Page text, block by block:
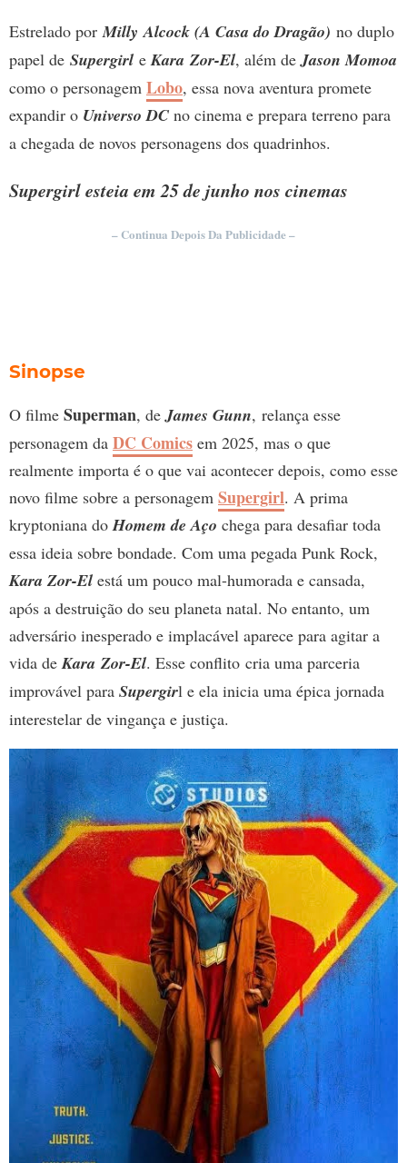
Estrelado porMilly Alcock (A Casa do Dragão) no duplo
papel de Supergirl eKara Zor-El, além deJason Momoa
como o personagem Lobo, essa nova aventura promete
expandir o Universo DC no cinema e prepara terreno para
a chegada de novos personagens dos quadrinhos.
Supergirl esteia em 25 de junho nos cinemas
– Continua Depois Da Publicidade –
Sinopse
O filme Superman, deJames Gunn, relança esse
personagem da DC Comics em 2025, mas o que
realmente importa é o que vai acontecer depois, como esse
novo filme sobre a personagem Supergirl. A prima
kryptoniana doHomem de Aço chega para desafiar toda
essa ideia sobre bondade. Com uma pegada Punk Rock,
Kara Zor-El está um pouco mal-humorada e cansada,
após a destruição do seu planeta natal. No entanto, um
adversário inesperado e implacável aparece para agitar a
vida deKara Zor-El. Esse conflito cria uma parceria
improvável para Supergirl e ela inicia uma épica jornada
interestelar de vingança e justiça.